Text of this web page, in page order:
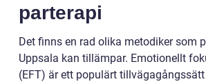
parterapi
Det finns en rad olika metodiker som
Uppsala kan tillämpar. Emotionellt
(EFT) är ett populärt